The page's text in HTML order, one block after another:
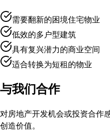
需要翻新的困境住宅物业
低效的多户型建筑
具有复兴潜力的商业空间
适合转换为短租的物业
与我们合作
对房地产开发机会或投资合作
创造价值。